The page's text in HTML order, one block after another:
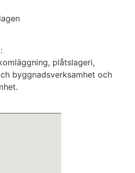
plåtslageri,
byggnadsverksamhet och